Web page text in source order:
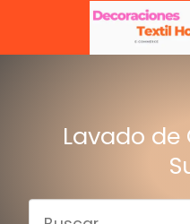
Lavado de